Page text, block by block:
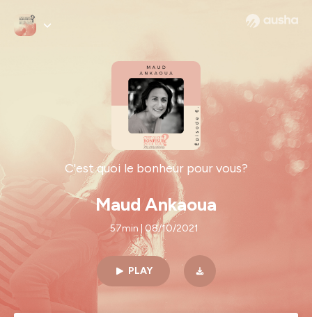
C'est quoi le bonheur pour vous?
Maud Ankaoua
57min | 08/10/2021
PLAY